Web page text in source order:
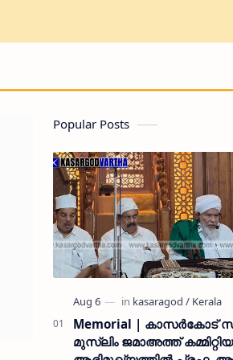
Popular Posts
Memorial | കാസർകോട്
മുസ്ലിം ജമാഅത്ത്